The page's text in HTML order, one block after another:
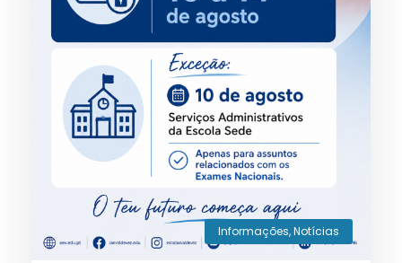
Informações,Notícias